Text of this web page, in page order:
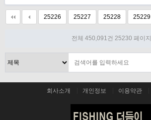
25226 25227 25228 25229
전체 450,091건 25230 페이지
회사소개 개인정보 이용약관